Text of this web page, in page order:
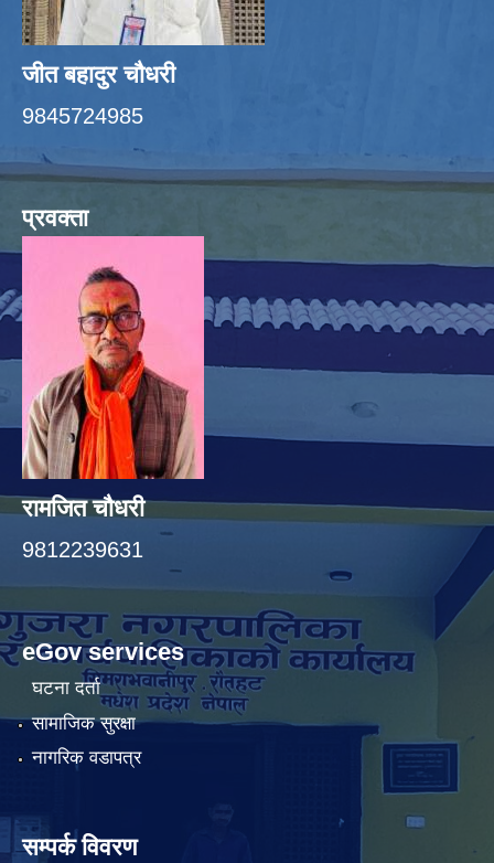
जीत बहादुर चाैधरी
9845724985
प्रवक्ता
रामजित चौधरी
9812239631
eGov services
घटना दर्ता
सामाजिक सुरक्षा
नागरिक वडापत्र
सम्पर्क विवरण